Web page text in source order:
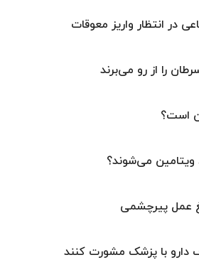
در انتظار واریز معوقات
را از رو می‌برند
است؟
ویتامین می‌شوند؟
عمل پیرچشمی
دارو با پزشک مشورت کنند